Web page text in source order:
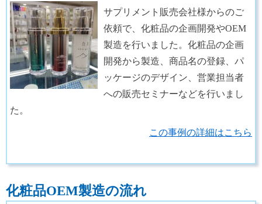
サプリメント販売会社様からのご
依頼で、化粧品の企画開発やOEM
製造を行いました。化粧品の企画
開発から製造、商品名の登録、パ
ッケージのデザイン、営業担当者
への販売セミナーなどを行いまし
た。
この事例の詳細はこちら
化粧品OEM製造の流れ